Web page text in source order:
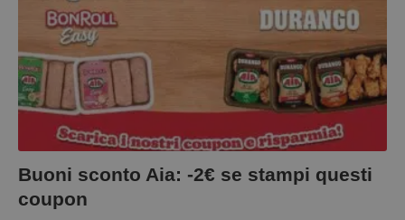
Buoni sconto Aia: -2€ se stampi questi
coupon